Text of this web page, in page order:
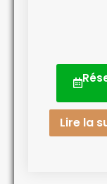
Lire la